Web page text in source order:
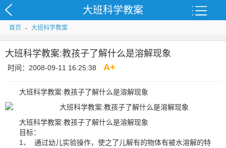
大班科学教案
首页 - 大班科学教案
大班科学教案:教孩子了解什么是溶解现象
时间：2008-09-11 16:25:38 A+
大班科学教案:教孩子了解什么是溶解现象
大班科学教案:教孩子了解什么是溶解现象
目标：
1、 通过幼儿实验操作，使之了儿解有的物体有被水溶解的特